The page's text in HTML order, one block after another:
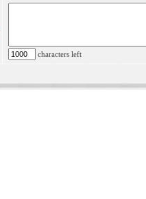
characters left